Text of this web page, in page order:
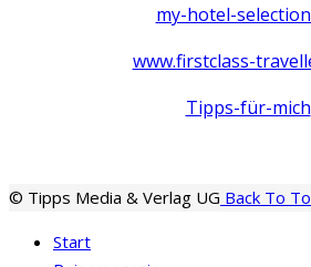
my-hotel-
www.firstclass-
Tipps-für-mich
© Tipps Media & Verlag UG Back To
Start